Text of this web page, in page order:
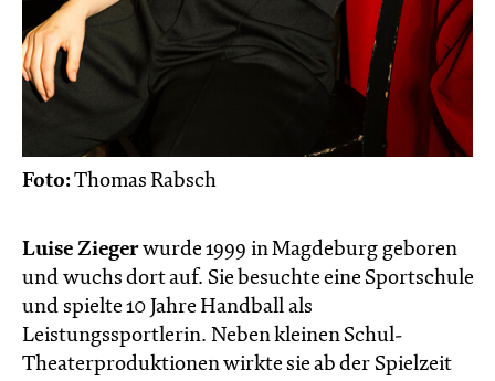
Foto:Thomas Rabsch
Luise Ziegerwurde 1999 in Magdeburg geboren
und wuchs dort auf. Sie besuchte eine Sportschule
und spielte 10 Jahre Handball als
Leistungssportlerin. Neben kleinen Schul-
Theaterproduktionen wirkte sie ab der Spielzeit